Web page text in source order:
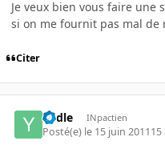
Je veux bien vous faire une
si on me fournit pas mal de
Citer
Yodle INpactien
Posté(e) le 15 juin 201115